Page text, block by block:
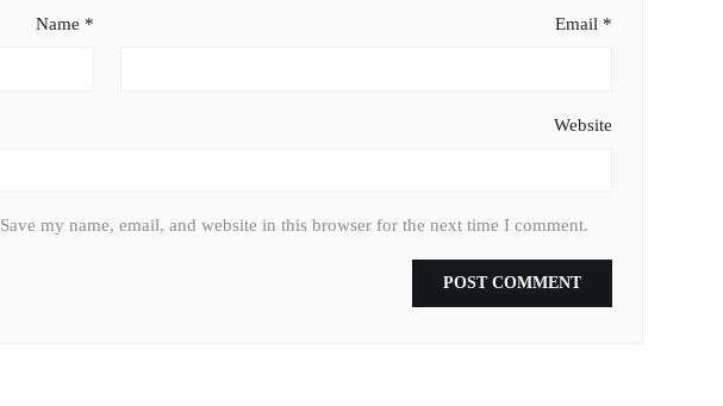
Name * Email *
Website
Save my name, email, and website in this browser for the next time I comment.